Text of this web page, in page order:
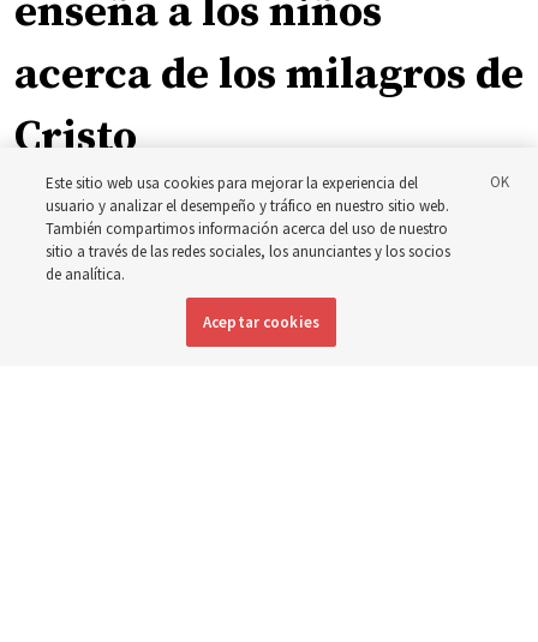
enseña a los niños
acerca de los milagros de
Cristo
La inspiración que llevó a Shawna Edwards a escribir el
himno ‘El milagro’
Este sitio web usa cookies para mejorar la experiencia del
usuario y analizar el desempeño y tráfico en nuestro sitio web.
También compartimos información acerca del uso de nuestro
sitio a través de las redes sociales, los anunciantes y los socios
de analítica.
Aceptar cookies